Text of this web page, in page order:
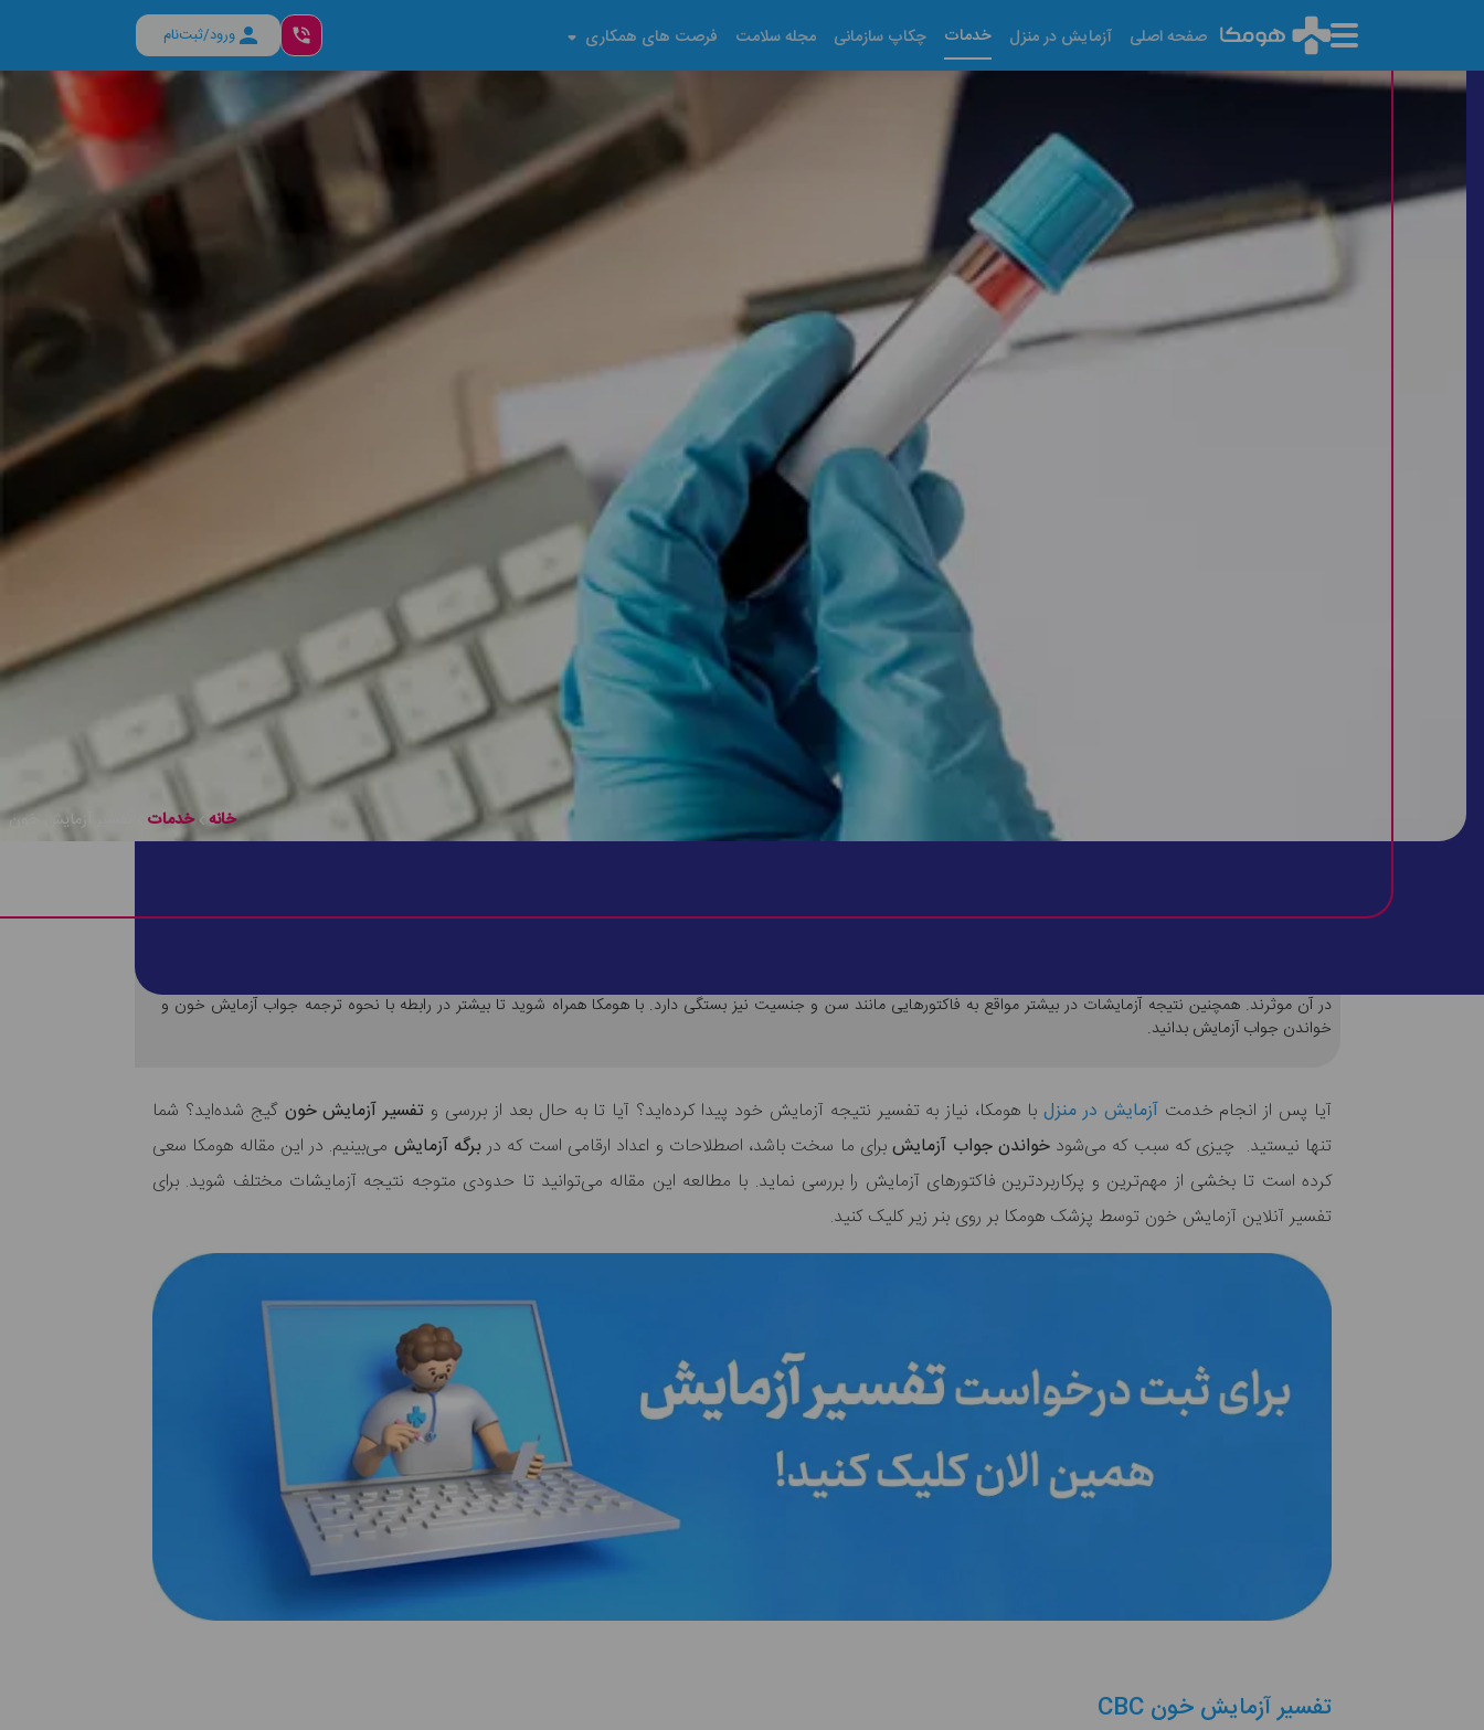
صفحه اصلی آزمایش در منزل خدمات چکاپ سازمانی مجله سلامت فرصت های همکاری ورود/ثبت‌نام
خانه خدمات تفسیر آزمایش خون
در آن موثرند. همچنین نتیجه آزمایشات در بیشتر مواقع به فاکتورهایی مانند سن و جنسیت نیز بستگی دارد. با هومکا همراه شوید تا بیشتر در رابطه با نحوه ترجمه جواب آزمایش خون و
خواندن جواب آزمایش بدانید.
آیا پس از انجام خدمتآزمایش در منزل با هومکا، نیاز به تفسیر نتیجه آزمایش خود پیدا کرده‌اید؟ آیا تا به حال بعد از بررسی و تفسیر آزمایش خون گیج شده‌اید؟ شما
تنها نیستید. چیزی که سبب که می‌شودخواندن جواب آزمایشبرای ما سخت باشد، اصطلاحات و اعداد ارقامی است که دربرگه آزمایش می‌بینیم. در این مقاله هومکا سعی
کرده است تا بخشی از مهم‌ترین و پرکاربردترین فاکتورهای آزمایش را بررسی نماید. با مطالعه این مقاله می‌توانید تا حدودی متوجه نتیجه آزمایشات مختلف شوید. برای
تفسیر آنلاین آزمایش خون توسط پزشک هومکا بر روی بنر زیر کلیک کنید.
تفسیر آزمایش خون CBC